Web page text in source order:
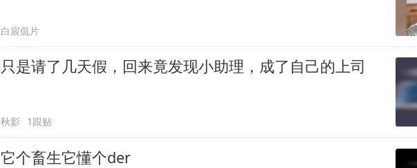
白宸侃片
只是请了几天假，回来竟发现小助理，成了自己的上司
秋影 1跟贴
它个畜生它懂个der